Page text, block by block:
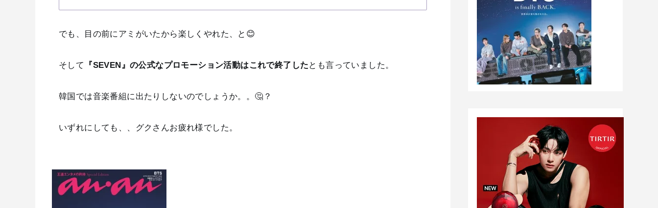
でも、目の前にアミがいたから楽しくやれた、と😊
そして 『SEVEN』の公式なプロモーション活動はこれで終了した とも言っていました。
韓国では音楽番組に出たりしないのでしょうか。。🤔？
いずれにしても、、グクさんお疲れ様でした。